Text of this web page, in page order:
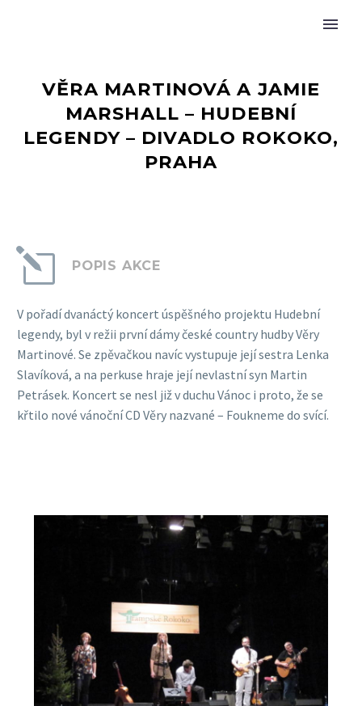
VĚRA MARTINOVÁ A JAMIE
MARSHALL – HUDEBNÍ
LEGENDY – DIVADLO ROKOKO,
PRAHA
l
l POPIS AKCE
V pořadí dvanáctý koncert úspěšného projektu Hudební
legendy, byl v režii první dámy české country hudby Věry
Martinové. Se zpěvačkou navíc vystupuje její sestra Lenka
Slavíková, a na perkuse hraje její nevlastní syn Martin
Petrásek. Koncert se nesl již v duchu Vánoc i proto, že se
křtilo nové vánoční CD Věry nazvané – Foukneme do svící.